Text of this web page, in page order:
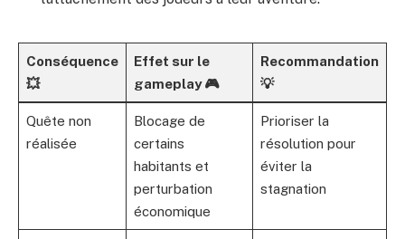
Conséquence
💥
Effet sur le
gameplay 🎮
Recommandation
💡
Quête non
réalisée
Blocage de
certains
habitants et
perturbation
économique
Prioriser la
résolution pour
éviter la
stagnation